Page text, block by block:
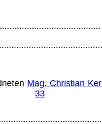
Mag. Christian
33